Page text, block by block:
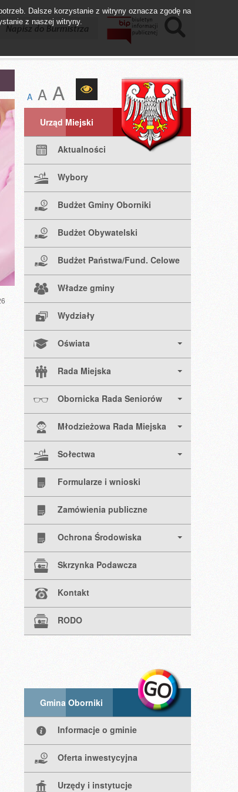
A A A
Urząd Miejski
Aktualności
Wybory
Budżet Gminy Oborniki
Budżet Obywatelski
Budżet Państwa/Fund. Celowe
Władze gminy
Wydziały
Oświata
Rada Miejska
Obornicka Rada Seniorów
Młodzieżowa Rada Miejska
Sołectwa
Formularze i wnioski
Zamówienia publiczne
Ochrona Środowiska
Skrzynka Podawcza
Kontakt
RODO
Gmina Oborniki
Informacje o gminie
Oferta inwestycyjna
Urzędy i instytucje
Dalsze korzystanie z witryny oznacza zgodę na
z naszej witryny.